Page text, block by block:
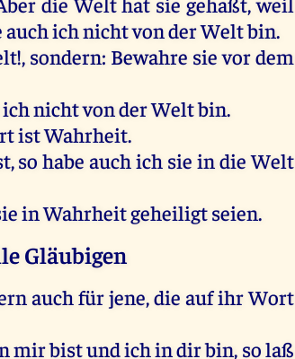
ich nicht von der Welt bin.
sondern: Bewahre sie vor dem
nicht von der Welt bin.
ist Wahrheit.
so habe auch ich sie in die Welt
in Wahrheit geheiligt seien.
Gläubigen
auch für jene, die auf ihr Wort
mir bist und ich in dir bin, so laß